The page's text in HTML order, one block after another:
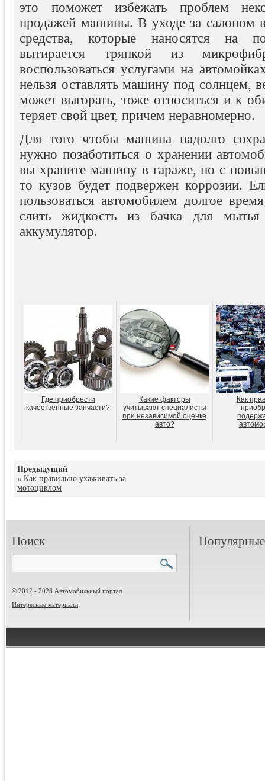
это поможет избежать проблем
продажей машины. В уходе за салоном
средства, которые наносятся на
вытирается тряпкой из
воспользоваться услугами на
нельзя оставлять машину под солнцем,
может выгорать, тоже относиться и к
теряет свой цвет, причем неравномерно.
Для того чтобы машина надолго
нужно позаботиться о хранении
вы храните машину в гараже, но с
то кузов будет подвержен коррозии.
пользоваться автомобилем долгое
слить жидкость из бачка для
аккумулятор.
Где приобрести
качественные запчасти?
Какие факторы
учитывают специалисты
при независимой оценке
авто?
Как
Предыдущий
« Как правильно ухаживать за
мотоциклом
Поиск
© 2012 - 2026 Автомобильный портал
Интересные материалы
Популярные